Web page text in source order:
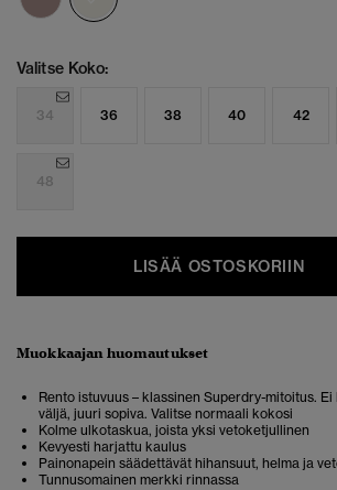
Valitse Koko:
34 36 38 40 42
48
LISÄÄ OSTOSKORIIN
Muokkaajan huomautukset
Rento istuvuus – klassinen Superdry-mitoitus.
väljä, juuri sopiva. Valitse normaali kokosi
Kolme ulkotaskua, joista yksi vetoketjullinen
Kevyesti harjattu kaulus
Painonapein säädettävät hihansuut, helma ja
Tunnusomainen merkki rinnassa